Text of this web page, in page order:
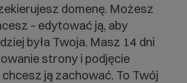
domenę. Możesz
– edytować ją, aby
była Twoja. Masz 14 dni
strony i podjęcie
ją zachować. To Twój